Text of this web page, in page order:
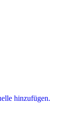
hinzufügen.